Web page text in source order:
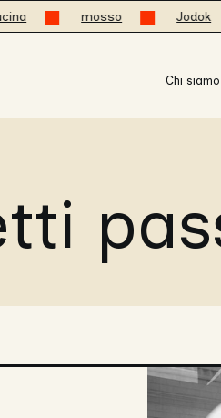
mosso Jodok
Chi siamo